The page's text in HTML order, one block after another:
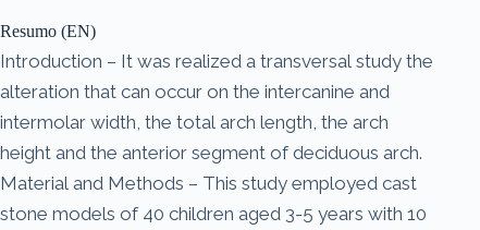
Resumo (EN)
Introduction – It was realized a transversal study the
alteration that can occur on the intercanine and
intermolar width, the total arch length, the arch
height and the anterior segment of deciduous arch.
Material and Methods – This study employed cast
stone models of 40 children aged 3-5 years with 10